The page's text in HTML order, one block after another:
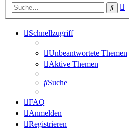
Suche
Schnellzugriff
Unbeantwortete Themen
Aktive Themen
Suche
FAQ
Anmelden
Registrieren